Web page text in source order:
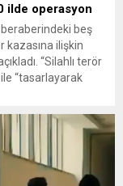
ilde operasyon
beraberindeki beş
kazasına ilişkin
“Silahlı terör
“tasarlayarak